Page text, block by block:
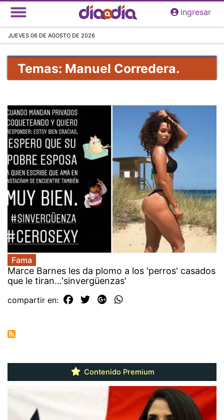
Pasar
al
principal
ingresar
JUEVES 06 DE AGOSTO DE 2026
Temas: Manuel Corredera.
Fama
Marce Barnes les da plomo a los 'perros' casados
que le tiran...'sinvergüenzas'
compartir en:
Contenido Premium